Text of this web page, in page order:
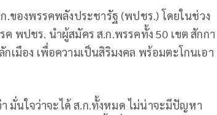
.ของพรรคพลังประชารัฐ (พปชร.) โดยในช่วง
ค พปชร. นำผู้สมัคร ส.ก.พรรคทั้ง 50 เขต สักกา
เมือง เพื่อความเป็นสิริมงคล พร้อมตะโกนเอา
มั่นใจว่าจะได้ ส.ก.ทั้งหมด ไม่น่าจะมีปัญหา